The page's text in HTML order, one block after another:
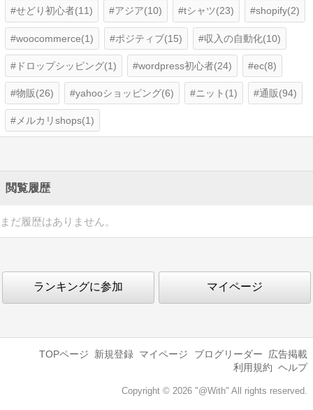
せどり初心者(11) アジア(10) tシャツ(23) shopify(2)
woocommerce(1) ポジティブ(15) 収入の自動化(10)
ドロップシッピング(1) wordpress初心者(24) ec(8)
物販(26) yahooショッピング(6) ニット(1) 通販(94)
メルカリshops(1)
閲覧履歴
まだ履歴はありません。
ランキングに参加 マイページ
TOPページ 新規登録 マイページ ブログリーダー
広告掲載
利用規約 ヘルプ
Copyright © 2026 "@With" All rights reserved.